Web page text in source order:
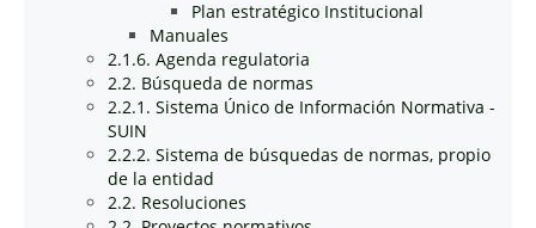
Plan estratégico Institucional
Manuales
2.1.6. Agenda regulatoria
2.2. Búsqueda de normas
2.2.1. Sistema Único de Información Normativa -
SUIN
2.2.2. Sistema de búsquedas de normas, propio
de la entidad
2.2. Resoluciones